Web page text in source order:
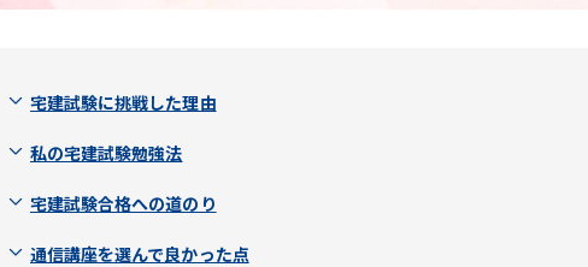
宅建試験に挑戦した理由
私の宅建試験勉強法
宅建試験合格への道のり
通信講座を選んで良かった点